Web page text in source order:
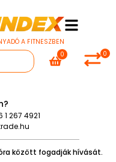
A FITNESZBEN
0
0
1 267 4921
között fogadják hívását.